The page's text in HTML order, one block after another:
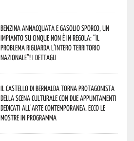
Benzina annacquata e gasolio sporco, un
impianto su cinque non è in regola: “il
problema riguarda l’intero territorio
Nazionale”! I dettagli
Il Castello di Bernalda torna protagonista
della scena culturale con due appuntamenti
dedicati all’arte contemporanea. Ecco le
mostre in programma